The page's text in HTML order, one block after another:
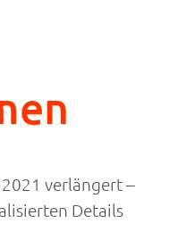
verlängert –
Details